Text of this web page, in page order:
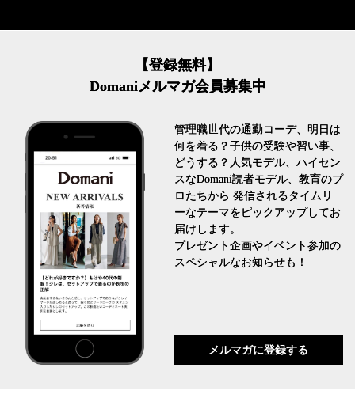
【登録無料】
Domaniメルマガ会員募集中
管理職世代の通勤コーデ、明日は
何を着る？子供の受験や習い事、
どうする？人気モデル、ハイセン
スなDomani読者モデル、教育のプ
ロたちから 発信されるタイムリ
ーなテーマをピックアップしてお
届けします。
プレゼント企画やイベント参加の
スペシャルなお知らせも！
メルマガに登録する